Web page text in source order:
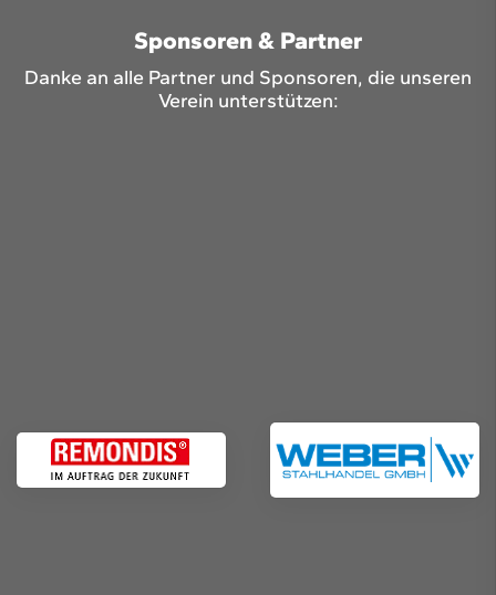
Sponsoren & Partner
Danke an alle Partner und Sponsoren, die unseren
Verein unterstützen: